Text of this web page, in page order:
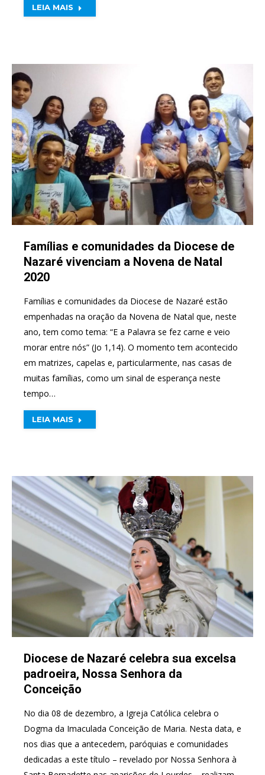
LEIA MAIS
Famílias e comunidades da Diocese de
Nazaré vivenciam a Novena de Natal
2020
Famílias e comunidades da Diocese de Nazaré estão
empenhadas na oração da Novena de Natal que, neste
ano, tem como tema: “E a Palavra se fez carne e veio
morar entre nós” (Jo 1,14). O momento tem acontecido
em matrizes, capelas e, particularmente, nas casas de
muitas famílias, como um sinal de esperança neste
tempo…
LEIA MAIS
Diocese de Nazaré celebra sua excelsa
padroeira, Nossa Senhora da
Conceição
No dia 08 de dezembro, a Igreja Católica celebra o
Dogma da Imaculada Conceição de Maria. Nesta data, e
nos dias que a antecedem, paróquias e comunidades
dedicadas a este título – revelado por Nossa Senhora à